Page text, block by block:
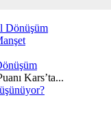
Kars’ta...